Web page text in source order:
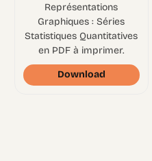
Représentations
Graphiques : Séries
Statistiques Quantitatives
en PDF à imprimer.
Download